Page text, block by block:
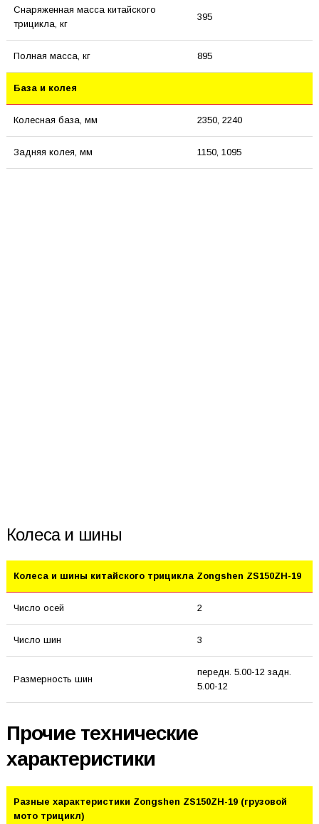
Снаряженная масса китайского
трицикла, кг
395
Полная масса, кг 895
База и колея
Колесная база, мм 2350, 2240
Задняя колея, мм 1150, 1095
Колеса и шины
Колеса и шины китайского трицикла Zongshen ZS150ZH-19
Число осей 2
Число шин 3
Размерность шин
передн. 5.00-12 задн.
5.00-12
Прочие технические
характеристики
Разные характеристики Zongshen ZS150ZH-19 (грузовой
мото трицикл)